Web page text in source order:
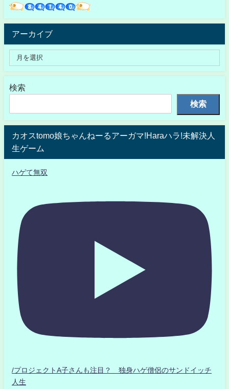
アーカイブ
検索
検索
カオスtomo娘ちゃんねーるアーガマ!Haraハラ!未解決人
生ゲーム
ハゲて無双
/プロジェクトA子さんも注目？ 独身ハゲ僧侶のサンドイッチ
人生